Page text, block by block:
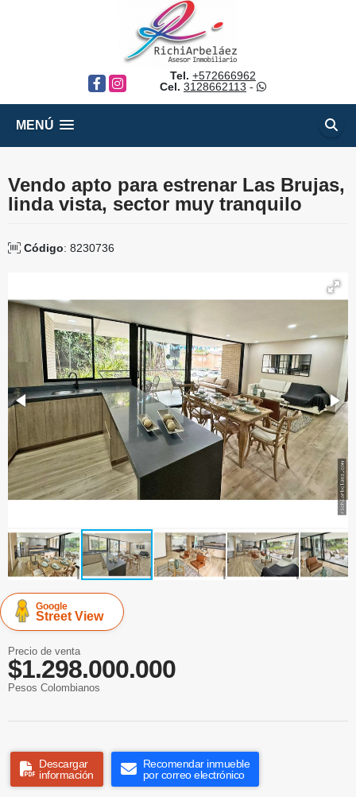
FacebookInstagram
Tel. +572666962
Cel. 3128662113 -
MENÚ
Vendo apto para estrenar Las Brujas,
linda vista, sector muy tranquilo
Código: 8230736
Google
Street View
Precio de venta
$1.298.000.000
Pesos Colombianos
Descargar
información
Recomendar inmueble
por correo electrónico